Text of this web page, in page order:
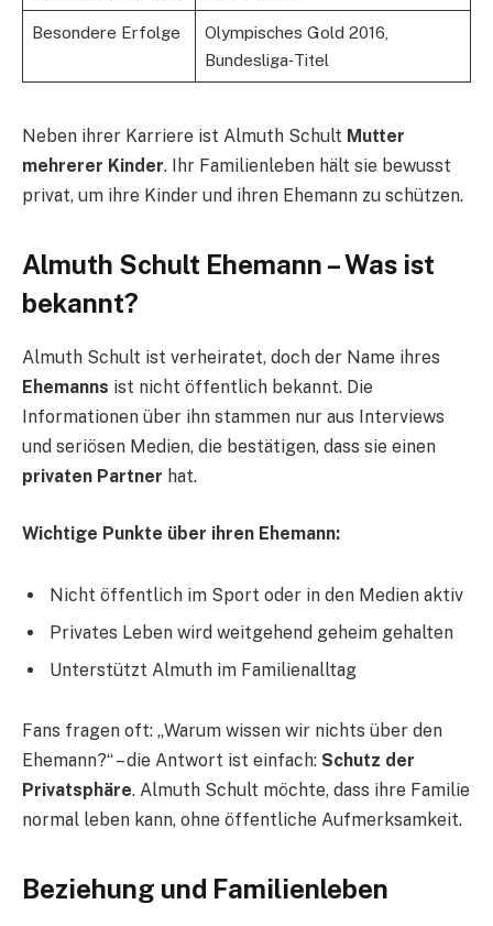
Besondere Erfolge
Olympisches Gold 2016,
Bundesliga‑Titel
Neben ihrer Karriere ist Almuth Schult Mutter
mehrerer Kinder. Ihr Familienleben hält sie bewusst
privat, um ihre Kinder und ihren Ehemann zu schützen.
Almuth Schult Ehemann – Was ist
bekannt?
Almuth Schult ist verheiratet, doch der Name ihres
Ehemanns ist nicht öffentlich bekannt. Die
Informationen über ihn stammen nur aus Interviews
und seriösen Medien, die bestätigen, dass sie einen
privaten Partner hat.
Wichtige Punkte über ihren Ehemann:
Nicht öffentlich im Sport oder in den Medien aktiv
Privates Leben wird weitgehend geheim gehalten
Unterstützt Almuth im Familienalltag
Fans fragen oft: „Warum wissen wir nichts über den
Ehemann?“ – die Antwort ist einfach: Schutz der
Privatsphäre. Almuth Schult möchte, dass ihre Familie
normal leben kann, ohne öffentliche Aufmerksamkeit.
Beziehung und Familienleben